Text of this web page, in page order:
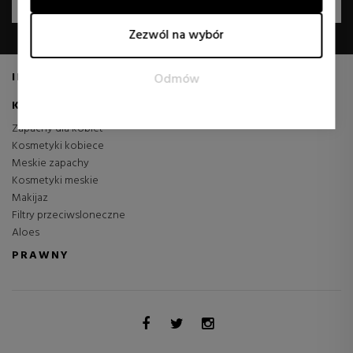
Pliki cookies marketingowe są używane do śledzenia
odwiedzających na stronach internetowych. Celem jest
wyświetlanie reklam, które są odpowiednie i interesujące dla
reklamodawców.
Zezwól na wybór
Odmów
INFORMACJA
KATEGORIE
Zapachy dla kobiet
Kosmetyki kobiece
Meskie zapachy
Kosmetyki meskie
Makijaz
Filtry przeciwsloneczne
Aloes
PRAWNY